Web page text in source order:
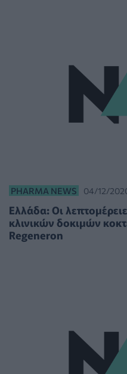
PHARMA NEWS 04/12/
Ελλάδα: Οι
κλινικών δοκιμών
Regeneron